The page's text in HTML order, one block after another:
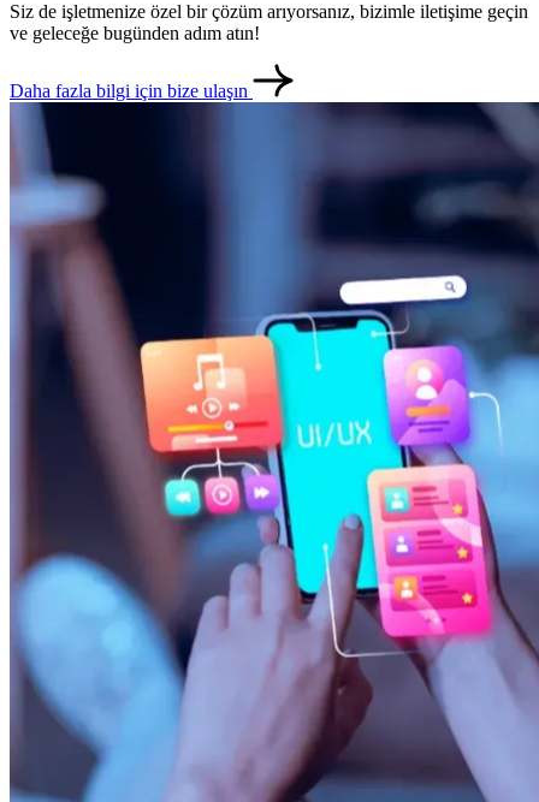
İletişim
Siz de işletmenize özel bir çözüm arıyorsanız, bizimle iletişime geçin
ve geleceğe bugünden adım atın!
Daha fazla bilgi için bize ulaşın